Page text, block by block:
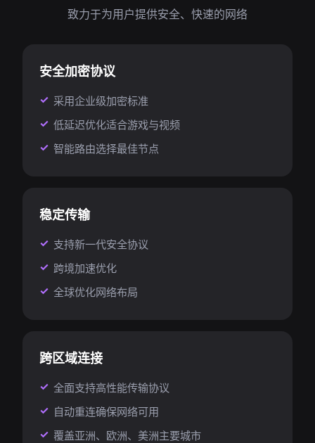
致力于为用户提供安全、快速的网络
安全加密协议
采用企业级加密标准
低延迟优化适合游戏与视频
智能路由选择最佳节点
稳定传输
支持新一代安全协议
跨境加速优化
全球优化网络布局
跨区域连接
全面支持高性能传输协议
自动重连确保网络可用
覆盖亚洲、欧洲、美洲主要城市